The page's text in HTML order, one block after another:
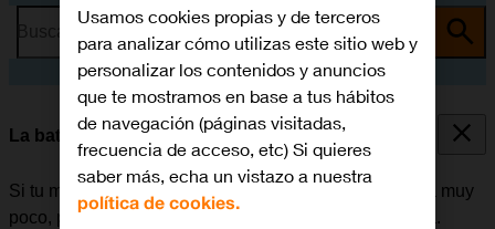
Busca por problema o tema
La batería de mi móvil dura poco tiempo
Si tu móvil empieza a gastar mucha batería y esta dura muy
poco, puede haber varias causas posibles al problema.
Usamos cookies propias y de terceros
para analizar cómo utilizas este sitio web y
personalizar los contenidos y anuncios
que te mostramos en base a tus hábitos
de navegación (páginas visitadas,
frecuencia de acceso, etc) Si quieres
saber más, echa un vistazo a nuestra
política de cookies.